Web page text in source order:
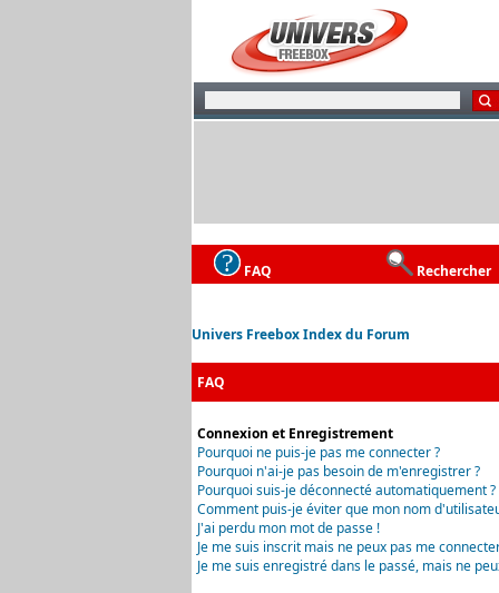
FAQ Rechercher
Univers Freebox Index du Forum
FAQ
Connexion et Enregistrement
Pourquoi ne puis-je pas me connecter ?
Pourquoi n'ai-je pas besoin de m'enregistrer ?
Pourquoi suis-je déconnecté automatiquement ?
Comment puis-je éviter que mon nom
J'ai perdu mon mot de passe !
Je me suis inscrit mais ne peux pas me
Je me suis enregistré dans le passé, mais ne